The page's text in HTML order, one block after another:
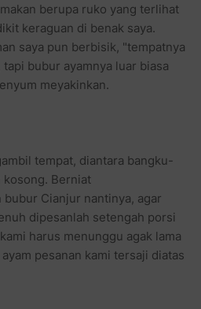
berupa ruko yang terlihat
keraguan di benak saya.
saya pun berbisik, "tempatnya
bubur ayamnya luar biasa
meyakinkan.
tempat, diantara bangku-
kosong. Berniat
Cianjur nantinya, agar
dipesanlah setengah porsi
harus menunggu agak lama
pesanan kami tersaji diatas